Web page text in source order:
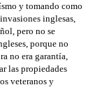
y tomando como
inglesas,
pero no se
porque no
no era garantía,
las propiedades
veteranos y